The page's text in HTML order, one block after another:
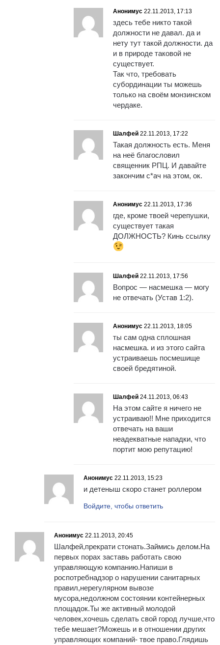
Анонимус 22.11.2013, 17:13
здесь тебе никто такой
должности не давал. да и
нету тут такой должности. да
и в природе таковой не
существует.
Так что, требовать
субординации ты можешь
только на своём монзинском
чердаке.
Шалфей 22.11.2013, 17:22
Такая должность есть. Меня
на неё благословил
священник РПЦ. И давайте
закончим с*ач на этом, ок.
Анонимус 22.11.2013, 17:36
где, кроме твоей черепушки,
существует такая
ДОЛЖНОСТЬ? Кинь ссылку
Шалфей 22.11.2013, 17:56
Вопрос — насмешка — могу
не отвечать (Устав 1:2).
Анонимус 22.11.2013, 18:05
ты сам одна сплошная
насмешка. и из этого сайта
устраиваешь посмешище
своей бредятиной.
Шалфей 24.11.2013, 06:43
На этом сайте я ничего не
устраиваю!! Мне приходится
отвечать на ваши
неадекватные нападки, что
портит мою репутацию!
Анонимус 22.11.2013, 15:23
и детеныш скоро станет роллером
Войдите, чтобы ответить
Анонимус 22.11.2013, 20:45
Шалфей,прекрати стонать.Займись делом.На
первых порах заставь работать свою
управляющую компанию.Напиши в
роспотребнадзор о нарушении санитарных
правил,нерегулярном вывозе
мусора,недолжном состоянии контейнерных
площадок.Ты же активный молодой
человек,хочешь сделать свой город лучше,что
тебе мешает?Можешь и в отношении других
управляющих компаний- твое право.Глядишь